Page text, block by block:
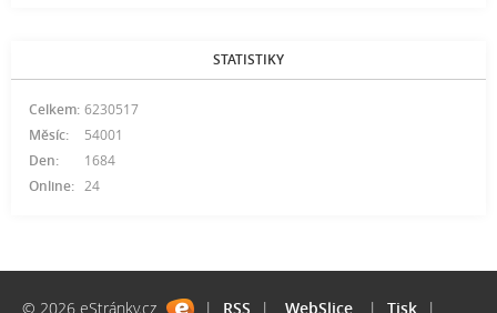
STATISTIKY
Online: 24
Celkem: 6230517
Měsíc:
54001
Den:
1684
© 2026 eStránky.cz | RSS | WebSlice | Tisk |